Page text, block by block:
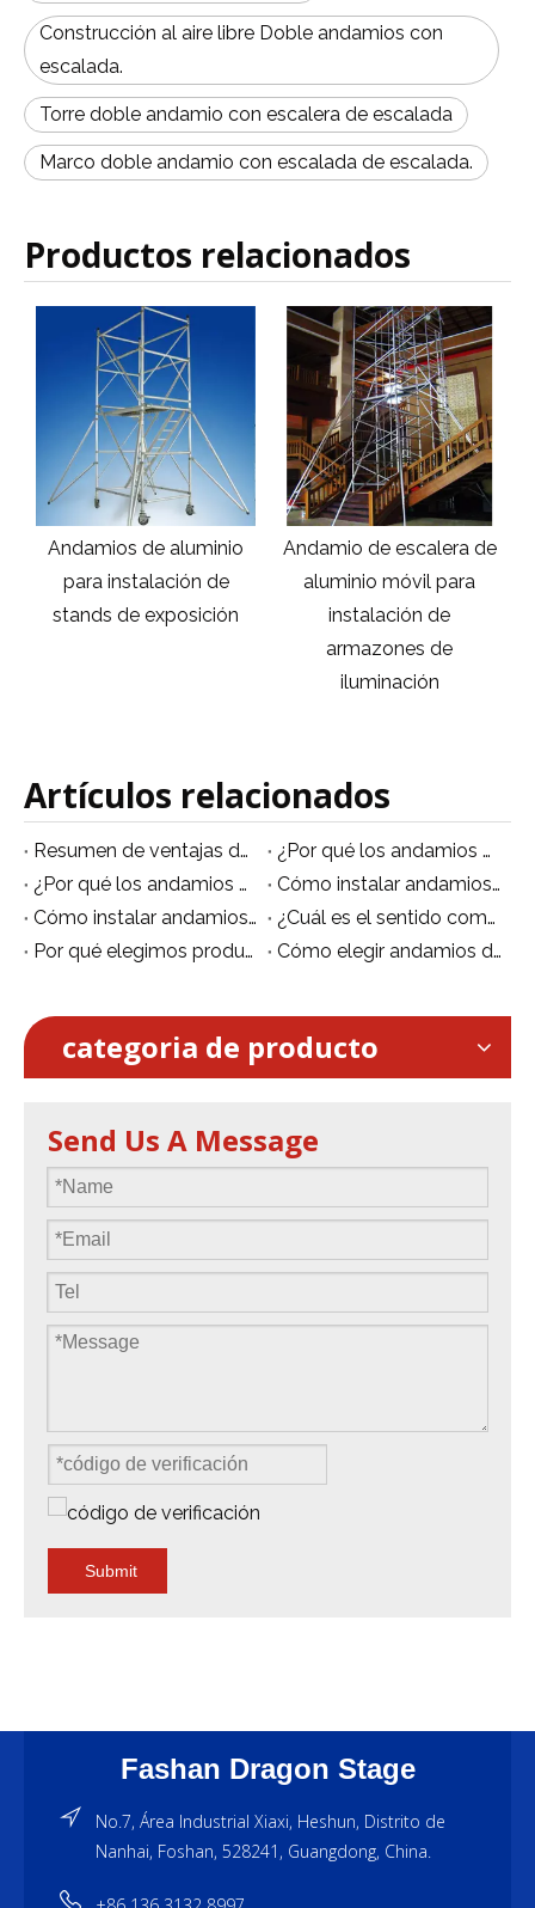
Construcción al aire libre Doble andamios con
escalada.
Torre doble andamio con escalera de escalada
Marco doble andamio con escalada de escalada.
Productos relacionados
Andamios de aluminio
para instalación de
stands de exposición
Andamio de escalera de
aluminio móvil para
instalación de
armazones de
iluminación
Artículos relacionados
Resumen de ventajas del andamio móvil de aluminio
¿Por qué los andamios de aluminio son multifuncionales?
¿Por qué los andamios de aluminio se están volviendo populares?
Cómo instalar andamios de aluminio no estándar
Cómo instalar andamios de aluminio de forma segura.
¿Cuál es el sentido común para el uso de andamios de aluminio?
Por qué elegimos producir andamios de aluminio
Cómo elegir andamios de aluminio
categoria de producto
Send Us A Message
Submit
Fashan Dragon Stage
No.7, Área Industrial Xiaxi, Heshun, Distrito de
Nanhai, Foshan, 528241, Guangdong, China.